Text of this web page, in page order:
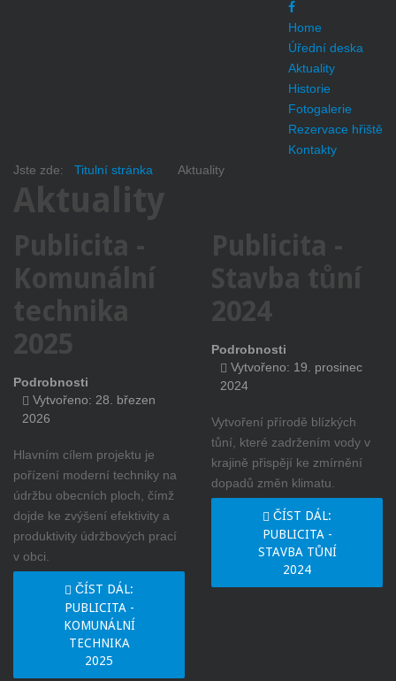
Home
Úřední deska
Aktuality
Historie
Fotogalerie
Rezervace hřiště
Kontakty
Jste zde:
Titulní stránka Aktuality
Aktuality
Publicita -
Komunální
technika
2025
Podrobnosti
Vytvořeno: 28. březen
2026
Hlavním cílem projektu je
pořízení moderní techniky na
údržbu obecních ploch, čímž
dojde ke zvýšení efektivity a
produktivity údržbových prací
v obci.
ČÍST DÁL:
PUBLICITA -
KOMUNÁLNÍ
TECHNIKA
2025
Publicita -
Stavba tůní
2024
Podrobnosti
Vytvořeno: 19. prosinec
2024
Vytvoření přírodě blízkých
tůní, které zadržením vody v
krajině přispějí ke zmírnění
dopadů změn klimatu.
ČÍST DÁL:
PUBLICITA -
STAVBA TŮNÍ
2024